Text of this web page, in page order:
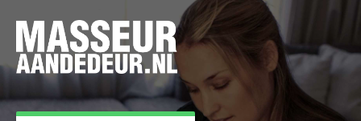
60 minuten
90 minuten
120 minuten